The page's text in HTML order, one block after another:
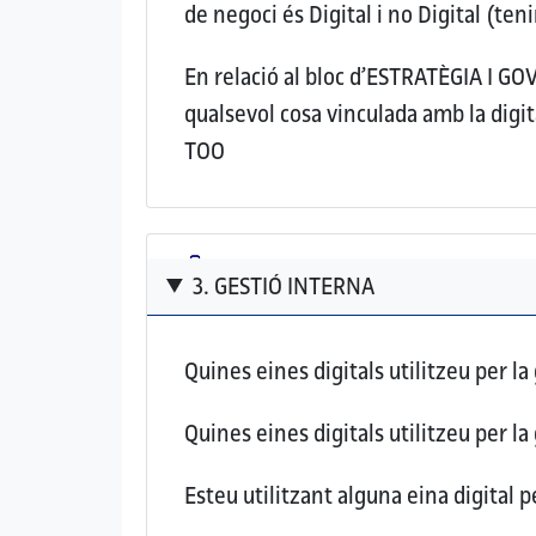
de negoci és Digital i no Digital
En relació al bloc d’ESTRATÈGIA I
qualsevol cosa vinculada amb la
TOO
3. GESTIÓ INTERNA
Quines eines digitals utilitzeu per
Quines eines digitals utilitzeu per
Esteu utilitzant alguna eina digital